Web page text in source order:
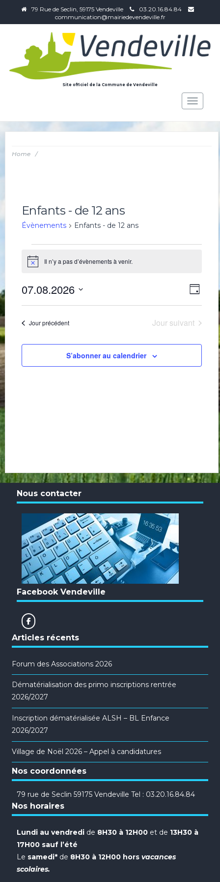
79 Rue de Seclin, 59175 Vendeville
03.20.16.84.84
communication@mairiedevendeville.fr
Site officiel de la Commune de Vendeville
Toggle
Home /
Enfants - de 12 ans
Évènements Enfants - de 12 ans
for
août
2026
Notice Il n’y a pas d’évènements à venir.
vues
Jour
07.08.2026
une
Jour précédent Jour suivant
S’abonner au calendrier
Nous contacter
Facebook Vendeville
Articles récents
Forum des Associations 2026
Dématérialisation des primo inscriptions rentrée
2026/2027
Inscription dématérialisée ALSH – BL Enfance
2026/2027
Village de Noël 2026 – Appel à candidatures
Nos coordonnées
79 rue de Seclin 59175 Vendeville Tel : 03.20.16.84.84
Nos horaires
Lundi au vendredi de 8H30 à 12H00 et de 13H30 à
17H00 sauf l’été
Le samedi* de 8H30 à 12H00 hors vacances
scolaires.